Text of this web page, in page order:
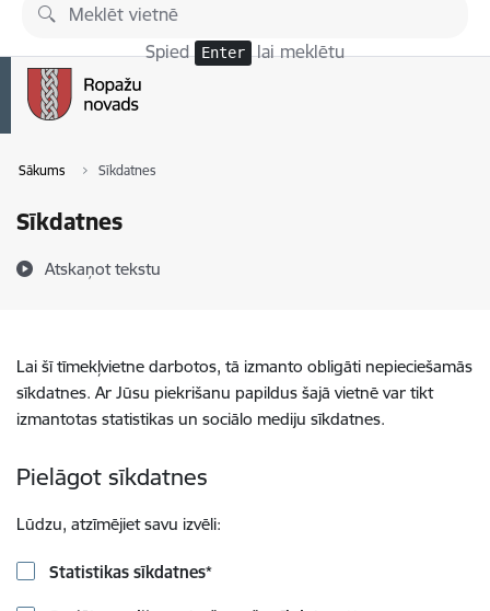
Pāriet uz lapas saturu
Spied Enter lai meklētu
Sākums Sīkdatnes
Sīkdatnes
Atskaņot tekstu
Lai šī tīmekļvietne darbotos, tā izmanto obligāti nepieciešamās
sīkdatnes. Ar Jūsu piekrišanu papildus šajā vietnē var tikt
izmantotas statistikas un sociālo mediju sīkdatnes.
Pielāgot sīkdatnes
Lūdzu, atzīmējiet savu izvēli:
Statistikas sīkdatnes*